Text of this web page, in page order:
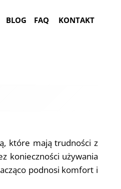
BLOG FAQ KONTAKT
które mają trudności z
konieczności używania
podnosi komfort i